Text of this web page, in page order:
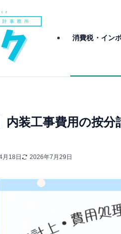
消費税・イン
内装工事費用の按
月18日 2026年7月29日